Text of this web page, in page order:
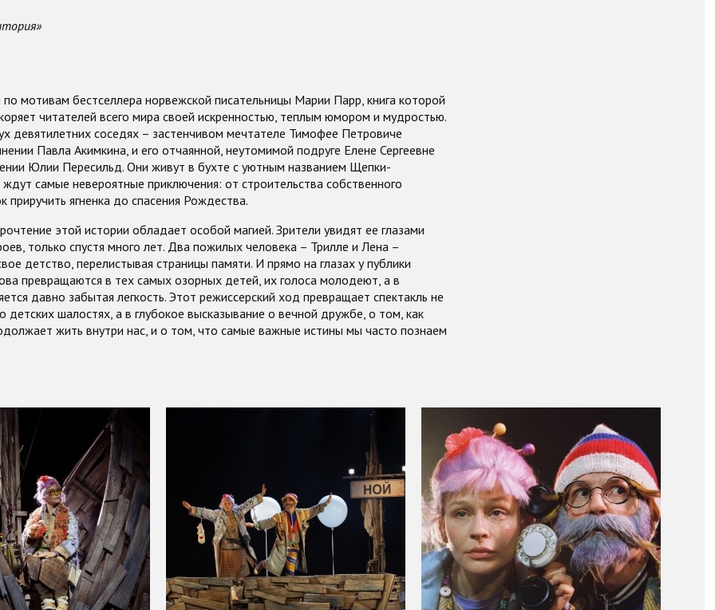
по мотивам бестселлера норвежской писательницы Марии Парр, книга которой
читателей всего мира своей искренностью, теплым юмором и мудростью.
девятилетних соседях – застенчивом мечтателе Тимофее Петровиче
Павла Акимкина, и его отчаянной, неутомимой подруге Елене Сергеевне
Юлии Пересильд. Они живут в бухте с уютным названием Щепки-
самые невероятные приключения: от строительства собственного
приручить ягненка до спасения Рождества.
этой истории обладает особой магией. Зрители увидят ее глазами
только спустя много лет. Два пожилых человека – Трилле и Лена –
детство, перелистывая страницы памяти. И прямо на глазах у публики
превращаются в тех самых озорных детей, их голоса молодеют, а в
давно забытая легкость. Этот режиссерский ход превращает спектакль не
детских шалостях, а в глубокое высказывание о вечной дружбе, о том, как
жить внутри нас, и о том, что самые важные истины мы часто познаем